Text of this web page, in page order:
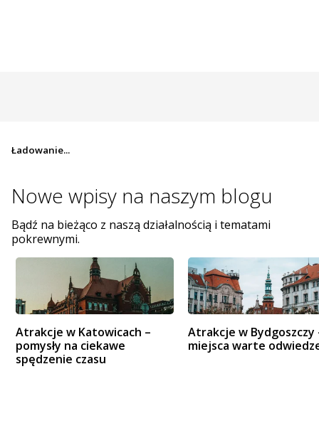
Ładowanie...
Nowe wpisy na naszym blogu
Bądź na bieżąco z naszą działalnością i tematami
pokrewnymi.
Atrakcje w Katowicach –
pomysły na ciekawe
spędzenie czasu
Atrakcje w Bydgoszczy
miejsca warte